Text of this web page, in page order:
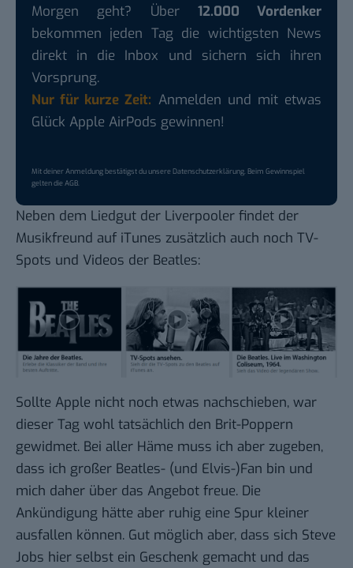
Morgen geht? Über 12.000 Vordenker
bekommen jeden Tag die wichtigsten News
direkt in die Inbox und sichern sich ihren
Vorsprung.
Nur für kurze Zeit: Anmelden und mit etwas
Glück Apple AirPods gewinnen!
Mit deiner Anmeldung bestätigst du unsereDatenschutzerklärung. Beim Gewinnspiel
gelten dieAGB.
Neben dem Liedgut der Liverpooler findet der
Musikfreund auf iTunes zusätzlich auch noch TV-
Spots und Videos der Beatles:
Sollte Apple nicht noch etwas nachschieben, war
dieser Tag wohl tatsächlich den Brit-Poppern
gewidmet. Bei aller Häme muss ich aber zugeben,
dass ich großer Beatles- (und Elvis-)Fan bin und
mich daher über das Angebot freue. Die
Ankündigung hätte aber ruhig eine Spur kleiner
ausfallen können. Gut möglich aber, dass sich Steve
Jobs hier selbst ein Geschenk gemacht und das